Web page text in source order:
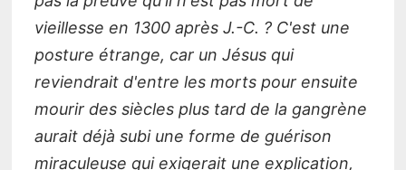
vieillesse en 1300 après J.-C. ? C'est une
posture étrange, car un Jésus qui
reviendrait d'entre les morts pour ensuite
mourir des siècles plus tard de la gangrène
aurait déjà subi une forme de guérison
miraculeuse qui exigerait une explication,